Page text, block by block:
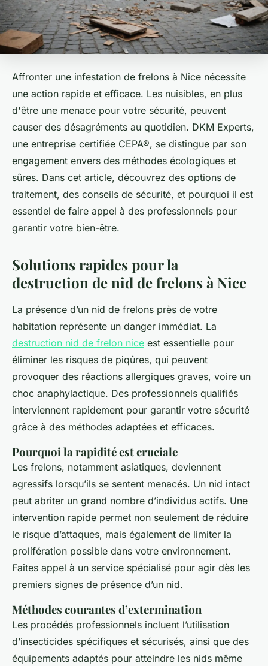
Affronter une infestation de frelons à Nice nécessite
une action rapide et efficace. Les nuisibles, en plus
d'être une menace pour votre sécurité, peuvent
causer des désagréments au quotidien. DKM Experts,
une entreprise certifiée CEPA®, se distingue par son
engagement envers des méthodes écologiques et
sûres. Dans cet article, découvrez des options de
traitement, des conseils de sécurité, et pourquoi il est
essentiel de faire appel à des professionnels pour
garantir votre bien-être.
Solutions rapides pour la
destruction de nid de frelons à Nice
La présence d’un nid de frelons près de votre
habitation représente un danger immédiat. La
destruction nid de frelon nice​ est essentielle pour
éliminer les risques de piqûres, qui peuvent
provoquer des réactions allergiques graves, voire un
choc anaphylactique. Des professionnels qualifiés
interviennent rapidement pour garantir votre sécurité
grâce à des méthodes adaptées et efficaces.
Pourquoi la rapidité est cruciale
Les frelons, notamment asiatiques, deviennent
agressifs lorsqu’ils se sentent menacés. Un nid intact
peut abriter un grand nombre d’individus actifs. Une
intervention rapide permet non seulement de réduire
le risque d’attaques, mais également de limiter la
prolifération possible dans votre environnement.
Faites appel à un service spécialisé pour agir dès les
premiers signes de présence d’un nid.
Méthodes courantes d’extermination
Les procédés professionnels incluent l’utilisation
d’insecticides spécifiques et sécurisés, ainsi que des
équipements adaptés pour atteindre les nids même